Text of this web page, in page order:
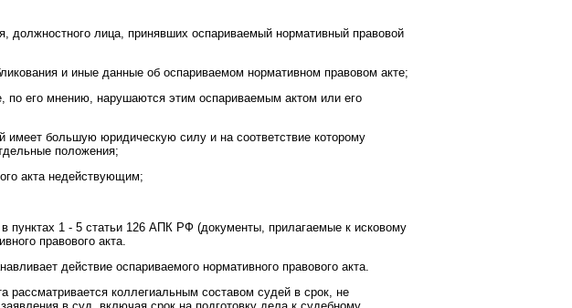
должностного лица, принявших оспариваемый нормативный правовой
и иные данные об оспариваемом нормативном правовом акте;
по его мнению, нарушаются этим оспариваемым актом или его
имеет большую юридическую силу и на соответствие которому
положения;
акта недействующим;
пунктах 1 - 5 статьи 126 АПК РФ (документы, прилагаемые к исковому
правового акта.
действие оспариваемого нормативного правового акта.
рассматривается коллегиальным составом судей в срок, не